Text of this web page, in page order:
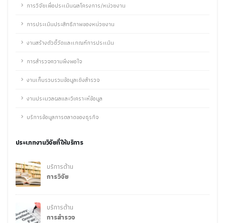
การวิจัยเพื่อประเมินผลโครงการ/หน่วยงาน
การประเมินประสิทธิภาพของหน่วยงาน
งานสร้างตัวชี้วัดและเกณฑ์การประเมิน
การสำรวจความพึงพอใจ
งานเก็บรวบรวมข้อมูลเชิงสำรวจ
งานประมวลผลและวิเคราะห์ข้อมูล
บริการข้อมูลการตลาดของธุรกิจ
ประเภทงานวิจัยที่ให้บริการ
บริการด้าน
การวิจัย
บริการด้าน
การสำรวจ